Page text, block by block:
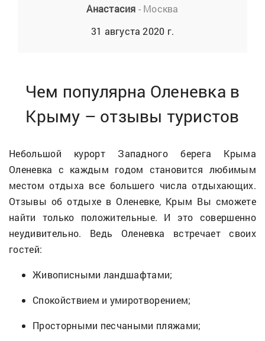
Анастасия - Москва
31 августа 2020 г.
Чем популярна Оленевка в
Крыму – отзывы туристов
Небольшой курорт Западного берега Крыма
Оленевка с каждым годом становится любимым
местом отдыха все большего числа отдыхающих.
Отзывы об отдыхе в Оленевке, Крым Вы сможете
найти только положительные. И это совершенно
неудивительно. Ведь Оленевка встречает своих
гостей:
Живописными ландшафтами;
Спокойствием и умиротворением;
Просторными песчаными пляжами;